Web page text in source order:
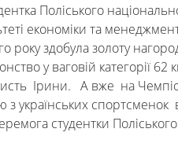
Поліського
економіки та
року здобула золоту
у ваговій категорії
Ірини. А вже на
з українських
студентки